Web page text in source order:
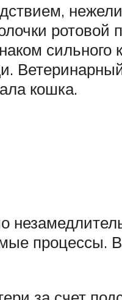
ротовой
сильного
кошка.
процессы.